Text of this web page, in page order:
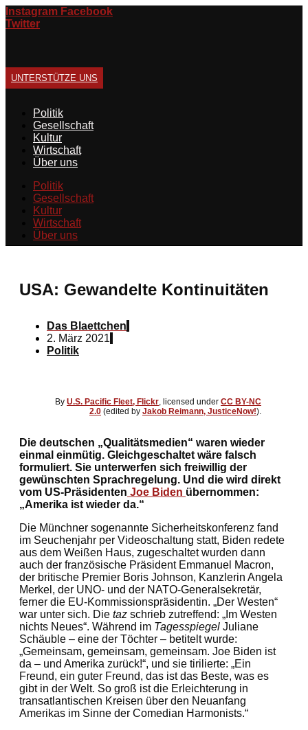
Zum
Inhalt
Instagram Facebook
Twitter
UNTERSTÜTZE UNS
Politik
Gesellschaft
Kultur
Wirtschaft
Über uns
Politik
Gesellschaft
Kultur
Wirtschaft
Über uns
USA: Gewandelte Kontinuitäten
Das Blaettchen
2. März 2021
Politik
By U.S. Pacific Fleet, Flickr, licensed under CC BY-NC
2.0 (edited by Jakob Reimann, JusticeNow!).
Die deutschen „Qualitätsmedien“ waren wieder
einmal einmütig. Gleichgeschaltet wäre falsch
formuliert. Sie unterwerfen sich freiwillig der
gewünschten Sprachregelung. Und die wird direkt
vom US-Präsidenten Joe Biden übernommen:
„Amerika ist wieder da.“
Die Münchner sogenannte Sicherheitskonferenz fand
im Seuchenjahr per Videoschaltung statt, Biden redete
aus dem Weißen Haus, zugeschaltet wurden dann
auch der französische Präsident Emmanuel Macron,
der britische Premier Boris Johnson, Kanzlerin Angela
Merkel, der UNO- und der NATO-Generalsekretär,
ferner die EU-Kommissionspräsidentin. „Der Westen“
war unter sich. Die taz schrieb zutreffend: „Im Westen
nichts Neues“. Während im Tagesspiegel Juliane
Schäuble – eine der Töchter – betitelt wurde:
„Gemeinsam, gemeinsam, gemeinsam. Joe Biden ist
da – und Amerika zurück!“, und sie tirilierte: „Ein
Freund, ein guter Freund, das ist das Beste, was es
gibt in der Welt. So groß ist die Erleichterung in
transatlantischen Kreisen über den Neuanfang
Amerikas im Sinne der Comedian Harmonists.“